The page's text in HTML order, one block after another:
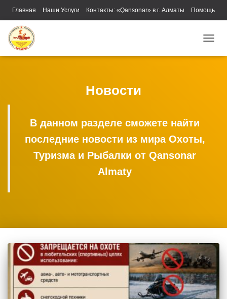
Главная Наши Услуги Контакты: «Qansonar» в г. Алматы Помощь
Новости
В данном разделе сможете найти
последние новости из мира Охоты,
Туризма и Рыбалки от Qansonar
Almaty